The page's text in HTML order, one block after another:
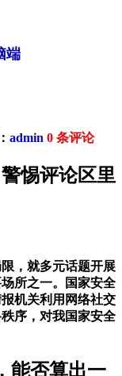
端
admin 0 条评论
惕评论区里
，就多元话题开展
所之一。国家安全
机关利用网络社交
序，对我国家安全
能否算出一